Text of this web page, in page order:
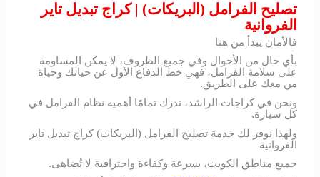
تصليح الفرامل (البريكات) | كراج تبديل تاير
الفروانية
فالأمان يبدأ من هنا
بأي حال من الأحوال وفي جميع الظروف، لا يمكن المساومة
على سلامة الفرامل، فهي خط الدفاع الأول عن حياتك وحياة
من معك على الطريق.
ونحن في كراجات الراشد، ندرك تمامًا أهمية نظام الفرامل في
كل سيارة.
ولهذا نوفر لك خدمة تصليح الفرامل (البريكات) كراج تبديل تاير
الفروانية
جميع مناطق الكويت، بسرعة وكفاءة واحترافية لا تُضاهى.